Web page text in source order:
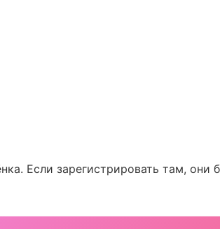
Если зарегистрировать там,